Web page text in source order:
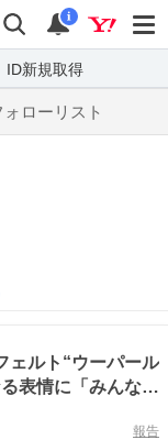
検索
通知
i
ID新規取得
ォローリスト
ェルト“ウーパール
表情に「みんなめ
報告